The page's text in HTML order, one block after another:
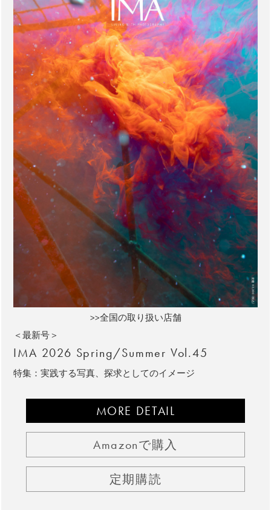
>>全国の取り扱い店舗
＜最新号＞
IMA 2026 Spring/Summer Vol.45
特集：実践する写真、探求としてのイメージ
MORE DETAIL
Amazonで購入
定期購読